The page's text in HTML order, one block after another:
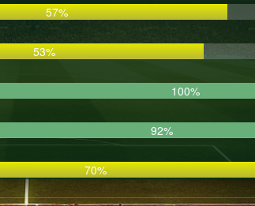
57%
53%
100%
92%
70%